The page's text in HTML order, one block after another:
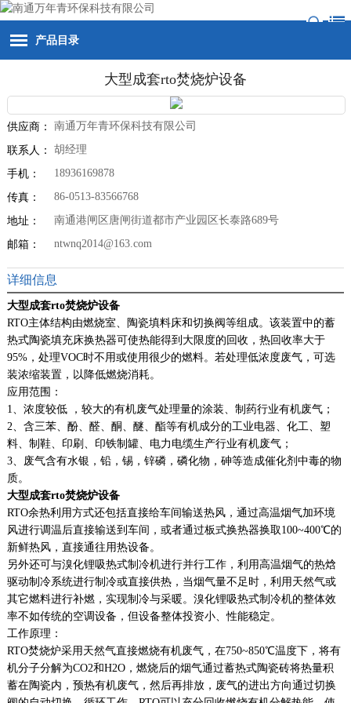
产品目录
大型成套rto焚烧炉设备
供应商： 南通万年青环保科技有限公司
联系人： 胡经理
手机： 18936169878
传真： 86-0513-83566768
地址： 南通港闸区唐闸街道都市产业园区长泰路689号
邮箱： ntwnq2014@163.com
详细信息
大型成套rto焚烧炉设备
RTO主体结构由燃烧室、陶瓷填料床和切换阀等组成。该装置中的蓄
热式陶瓷填充床换热器可使热能得到大限度的回收，热回收率大于
95%，处理VOC时不用或使用很少的燃料。若处理低浓度废气，可选
装浓缩装置，以降低燃烧消耗。
应用范围：
1、浓度较低 ，较大的有机废气处理量的涂装、制药行业有机废气；
2、含三苯、酚、醛、酮、醚、酯等有机成分的工业电器、化工、塑
料、制鞋、印刷、印铁制罐、电力电缆生产行业有机废气；
3、废气含有水银，铅，锡，锌磷，磷化物，砷等造成催化剂中毒的物
质。
大型成套rto焚烧炉设备
RTO余热利用方式还包括直接给车间输送热风，通过高温烟气加环境
风进行调温后直接输送到车间，或者通过板式换热器换取100~400℃的
新鲜热风，直接通往用热设备。
另外还可与溴化锂吸热式制冷机进行并行工作，利用高温烟气的热焓
驱动制冷系统进行制冷或直接供热，当烟气量不足时，利用天然气或
其它燃料进行补燃，实现制冷与采暖。溴化锂吸热式制冷机的整体效
率不如传统的空调设备，但设备整体投资小、性能稳定。
工作原理：
RTO焚烧炉采用天然气直接燃烧有机废气，在750~850℃温度下，将有
机分子分解为CO2和H2O，燃烧后的烟气通过蓄热式陶瓷砖将热量积
蓄在陶瓷内，预热有机废气，然后再排放，废气的进出方向通过切换